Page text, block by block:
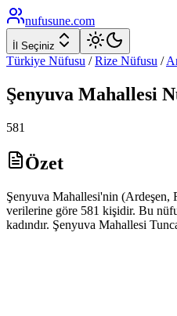
nufusune.com
İl Seçiniz
Türkiye Nüfusu / Rize Nüfusu /
Şenyuva Mahallesi
581
Özet
Şenyuva Mahallesi'nin (Ardeşen,
verilerine göre 581 kişidir. Bu
kadındır. Şenyuva Mahallesi